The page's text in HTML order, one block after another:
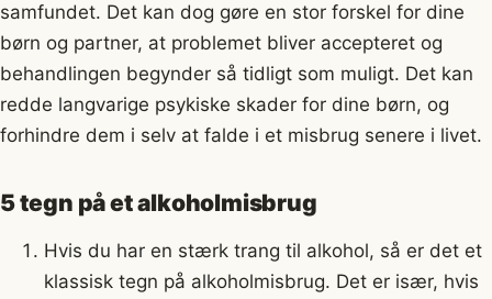
samfundet. Det kan dog gøre en stor forskel for dine
børn og partner, at problemet bliver accepteret og
behandlingen begynder så tidligt som muligt. Det kan
redde langvarige psykiske skader for dine børn, og
forhindre dem i selv at falde i et misbrug senere i livet.
5 tegn på et alkoholmisbrug
Hvis du har en stærk trang til alkohol, så er det et
klassisk tegn på alkoholmisbrug. Det er især, hvis